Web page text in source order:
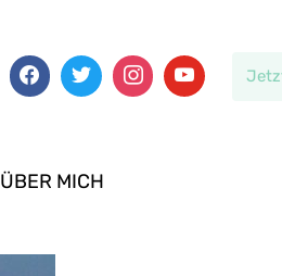
ÜBER MICH